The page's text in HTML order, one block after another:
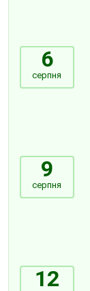
6
серпня
9
серпня
12